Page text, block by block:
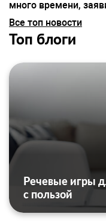
много времени,
Все топ новости
Топ блоги
Речевые игры
с пользой